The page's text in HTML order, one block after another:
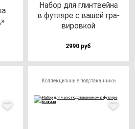
Набор для глин­твей­на
в фут­ля­ре с ва­шей гра­
ви­ров­кой
2990 руб
Коллекционные подстаканники